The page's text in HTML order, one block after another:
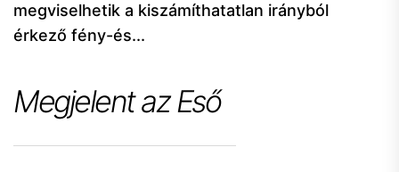
megviselhetik a kiszámíthatatlan irányból
érkező fény-és...
Megjelent az Eső